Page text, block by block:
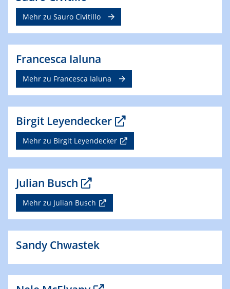
Mehr zu Sauro Civitillo
Francesca Ialuna
Mehr zu Francesca Ialuna
Birgit Leyendecker
Mehr zu Birgit Leyendecker
Julian Busch
Mehr zu Julian Busch
Sandy Chwastek